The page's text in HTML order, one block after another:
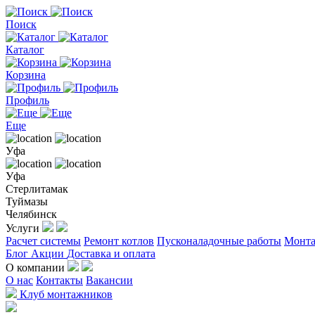
Поиск
Каталог
Корзина
Профиль
Еще
Уфа
Уфа
Стерлитамак
Туймазы
Челябинск
Услуги
Расчет системы Ремонт котлов Пусконаладочные работы
Блог Акции Доставка и оплата
О компании
О нас Контакты Вакансии
Клуб монтажников